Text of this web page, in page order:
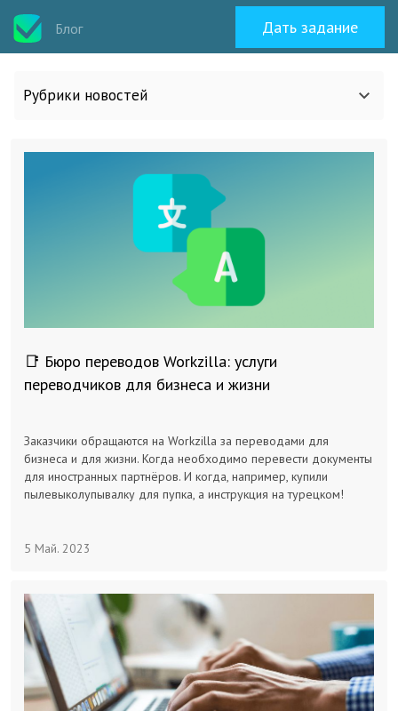
Блог Дать задание
Рубрики новостей
Все статьи
О work-zilla.com
Исполнителям
Полезное
📑 Бюро переводов Workzilla: услуги
переводчиков для бизнеса и жизни
Заказчики обращаются на Workzilla за переводами для
бизнеса и для жизни. Когда необходимо перевести документы
для иностранных партнёров. И когда, например, купили
пылевыколупывалку для пупка, а инструкция на турецком!
5 Май. 2023